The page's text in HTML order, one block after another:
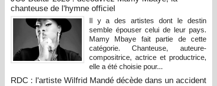
chanteuse de l'hymne officiel
Il y a des artistes dont le destin
semble épouser celui de leur pays.
Mamy Mbaye fait partie de cette
catégorie. Chanteuse, auteure-
compositrice, actrice et productrice,
elle a été choisie pour...
RDC : l'artiste Wilfrid Mandé décède dans un accident